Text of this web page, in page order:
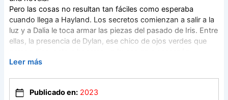
Pero las cosas no resultan tan fáciles como esperaba
cuando llega a Hayland. Los secretos comienzan a salir a la
luz y a Dalia le toca armar las piezas del pasado de Iris. Entre
ellas, la presencia de Dylan, ese chico de ojos verdes que
¿Será Dalia capaz de cumplir con las promesas de Iris a
¿Podrá marcharse ilesa de aquel pueblo que inevitablemente
Leer más
Publicado en: 2023